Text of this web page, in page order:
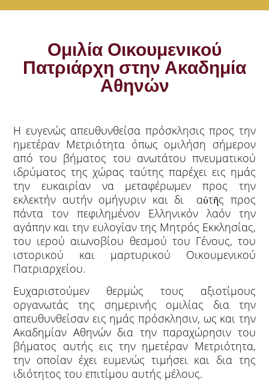
Ομιλία Οικουμενικού
Πατριάρχη στην Ακαδημία
Αθηνών
Η ευγενώς απευθυνθείσα πρόσκλησις προς την
ημετέραν Μετριότητα όπως ομιλήση σήμερον
από του βήματος του ανωτάτου πνευματικού
ιδρύματος της χώρας ταύτης παρέχει εις ημάς
την ευκαιρίαν να μεταφέρωμεν προς την
εκλεκτήν αυτήν ομήγυριν και δι αὐτῆς προς
πάντα τον πεφιλημένον Ελληνικόν λαόν την
αγάπην και την ευλογίαν της Μητρός Εκκλησίας,
του ιερού αιωνοβίου θεσμού του Γένους, του
ιστορικού και μαρτυρικού Οικουμενικού
Πατριαρχείου.
Ευχαριστούμεν θερμώς τους αξιοτίμους
οργανωτάς της σημερινής ομιλίας δια την
απευθυνθείσαν εις ημάς πρόσκλησιν, ως και την
Ακαδημίαν Αθηνών δια την παραχώρησιν του
βήματος αυτής εις την ημετέραν Μετριότητα,
την οποίαν έχει ευμενώς τιμήσει και δια της
ιδιότητος του επιτίμου αυτής μέλους.